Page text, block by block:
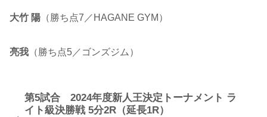
大竹 陽 （勝ち点7／HAGANE GYM）
亮我 （勝ち点5／ゴンズジム）
第5試合 2024年度新人王決定トーナメント ラ
イト級決勝戦 5分2R（延長1R）